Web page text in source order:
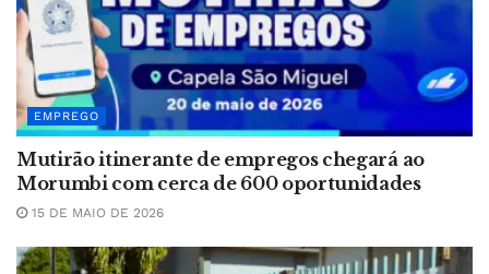
EMPREGO
Mutirão itinerante de empregos chegará ao
Morumbi com cerca de 600 oportunidades
15 DE MAIO DE 2026